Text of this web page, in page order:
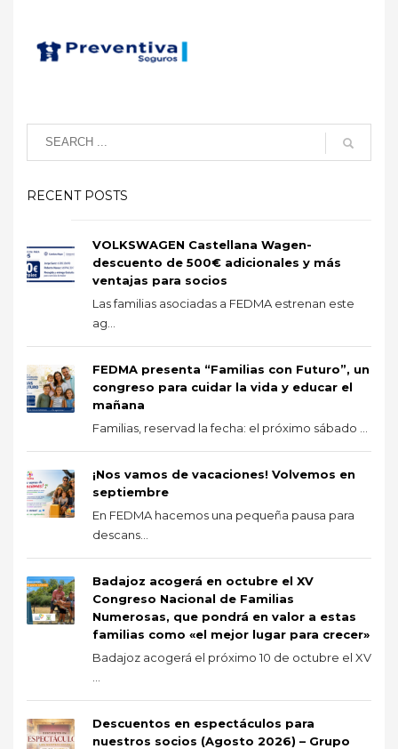
RECENT POSTS
VOLKSWAGEN Castellana Wagen-
descuento de 500€ adicionales y más
ventajas para socios
Las familias asociadas a FEDMA estrenan este
ag...
FEDMA presenta “Familias con Futuro”, un
congreso para cuidar la vida y educar el
mañana
Familias, reservad la fecha: el próximo sábado ...
¡Nos vamos de vacaciones! Volvemos en
septiembre
En FEDMA hacemos una pequeña pausa para
descans...
Badajoz acogerá en octubre el XV
Congreso Nacional de Familias
Numerosas, que pondrá en valor a estas
familias como «el mejor lugar para crecer»
Badajoz acogerá el próximo 10 de octubre el XV
Descuentos en espectáculos para
nuestros socios (Agosto 2026) – Grupo